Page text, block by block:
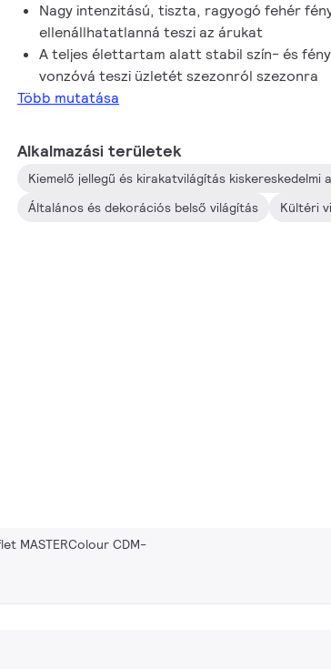
Nagy intenzitású, tiszta, ragyogó fehér
ellenállhatatlanná teszi az árukat
A teljes élettartam alatt stabil szín- és
vonzóvá teszi üzletét szezonról szezonra
Több mutatása
Alkalmazási területek
Kiemelő jellegű és kirakatvilágítás kiskereskedelmi
Általános és dekorációs belső világítás
Kültéri
MASTERColour CDM-